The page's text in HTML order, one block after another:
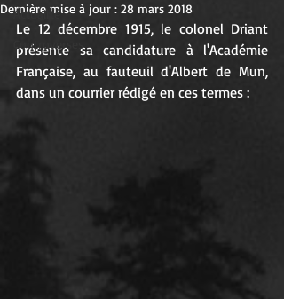
Actualité
Controverses
Dernière mise à jour : 28 mars 2018
Le 12 décembre 1915, le colonel Driant
présente sa candidature à l'Académie
Française, au fauteuil d'Albert de Mun,
dans un courrier rédigé en ces termes :